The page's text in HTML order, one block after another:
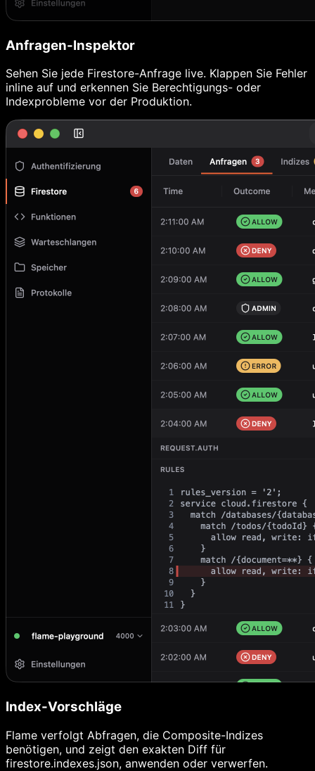
Anfragen-Inspektor
Sehen Sie jede Firestore-Anfrage live. Klappen Sie Fehler
inline auf und erkennen Sie Berechtigungs- oder
Indexprobleme vor der Produktion.
Index-Vorschläge
Flame verfolgt Abfragen, die Composite-Indizes
benötigen, und zeigt den exakten Diff für
firestore.indexes.json, anwenden oder verwerfen.